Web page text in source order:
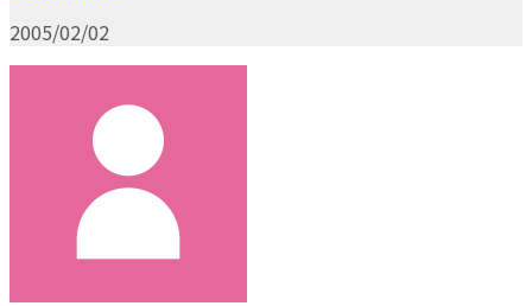
2005/02/02